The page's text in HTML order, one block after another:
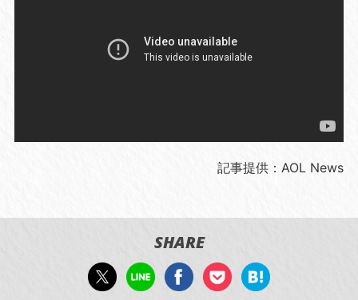
記事提供：AOL News
SHARE